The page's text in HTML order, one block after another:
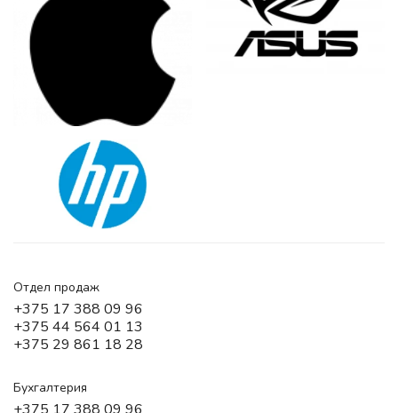
Отдел продаж
+375 17 388 09 96
+375 44 564 01 13
+375 29 861 18 28
Бухгалтерия